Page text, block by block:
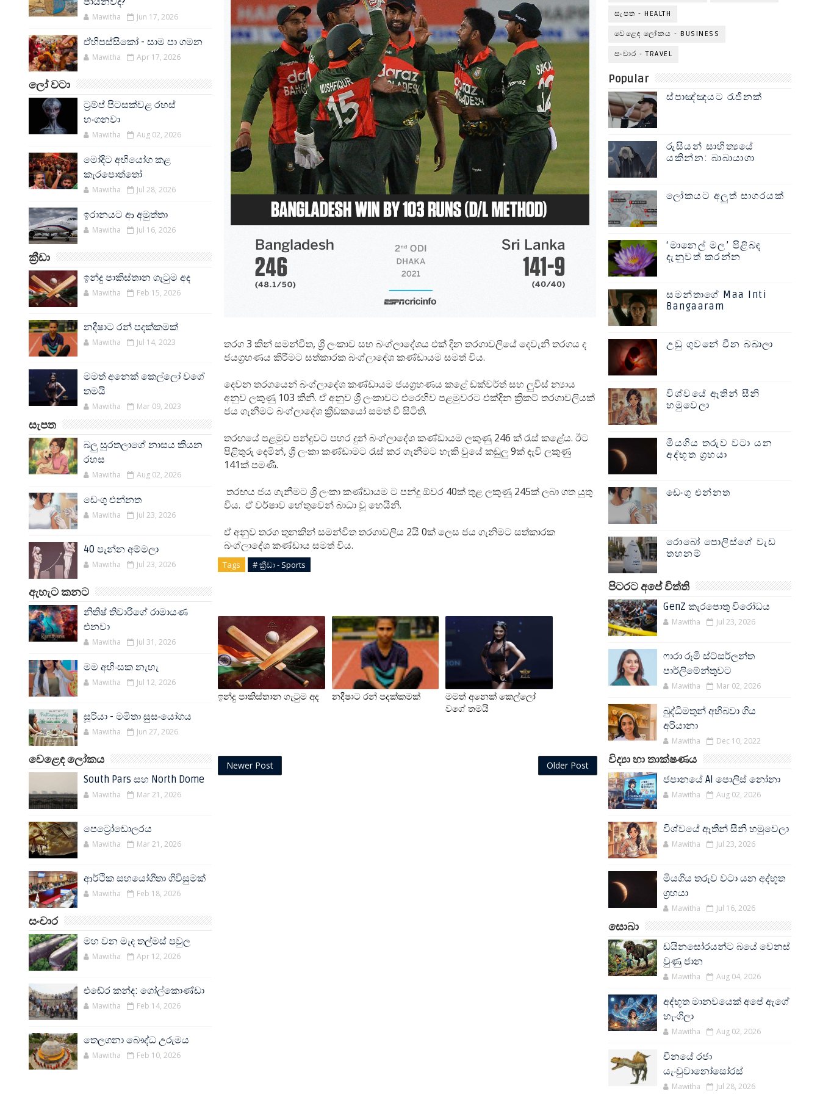
Mawitha Jun 17, 2026
ඒහිපස්සිකෝ - සාම පා ගමන
Mawitha Apr 17, 2026
ලෝ වටා
ට්‍රම්ප් පිටසක්වළ රහස්
හංගනවා
Mawitha Aug 02, 2026
මෝදිට අභියෝග කළ
කැරපොත්තෝ
Mawitha Jul 28, 2026
ඉරානයට ආ අමුත්තා
Mawitha Jul 16, 2026
ක්‍රීඩා
ඉන්දු පාකිස්තාන ගැටුම අද
Mawitha Feb 15, 2026
නදීෂාට රන් පදක්කමක්
Mawitha Jul 14, 2023
මමත් අනෙක් කෙල්ලෝ වගේ
තමයි
Mawitha Mar 09, 2023
සැපත
බලු සුරතලාගේ නාසය කියන
රහස
Mawitha Aug 02, 2026
ඩෙංගු එන්නත
Mawitha Jul 23, 2026
40 පැන්න අම්මලා
Mawitha Jul 23, 2026
ඇහැට කනට
නිතිෂ් තිවාරිගේ රාමායණ
එනවා
Mawitha Jul 31, 2026
මම අහිංසක නැහැ
Mawitha Jul 12, 2026
සූරියා - මමිතා සුසංයෝගය
Mawitha Jun 27, 2026
වෙළෙඳ ලෝකය
South Pars සහ North Dome
Mawitha Mar 21, 2026
පෙට්‍රෝඩොලරය
Mawitha Mar 21, 2026
ආර්ථික සහයෝගීතා ගිවිසුමක්
Mawitha Feb 18, 2026
සංචාර
මහ වන මැද තල්මස් පවුල
Mawitha Apr 12, 2026
එඬේර කන්ද: ගෝල්කොණ්ඩා
Mawitha Feb 14, 2026
තෙලගනා බෞද්ධ උරුමය
Mawitha Feb 10, 2026
තරග 3 කින් සමන්විත, ශ්‍රී ලංකාව සහ බංග්ලාදේශය එක් දින තරගාවලියේ දෙවැනි තරගය ද
ජයග්‍රහණය කිරීමට සත්කාරක බංග්ලාදේශ කණ්ඩායම සමත් විය.
දෙවන තරගයෙන් බංග්ලාදේශ කණ්ඩායම ජයග්‍රහණය කළේ ඩක්වර්ත් සහ ලුවිස් න්‍යාය
අනුව ලකුණු 103 කිනි. ඒ අනුව ශ්‍රී ලංකාවට එරෙහිව පළමුවරට එක්දින ක්‍රිකට් තරගාවලියක්
ජය ගැනීමට බංග්ලාදේශ ක්‍රීඩකයෝ සමත් වී සිටිති.
තරඟයේ පළමුව පන්දුවට පහර දුන් බංග්ලාදේශ කණ්ඩායම ලකුණු 246 ක් රැස් කළේය. ඊට
පිළිතුරු දෙමින්, ශ්‍රී ලංකා කණ්ඩාමට රැස් කර ගැනීමට හැකි වුයේ කඩුලු 9ක් දැවි ලකුණු
141ක් පමණි.
තරඟය ජය ගැනීමට ශ්‍රි ලංකා කණ්ඩායම ට පන්දු ඕවර 40ක් තුළ ලකුණු 245ක් ලබා ගත යුතු
විය. ඒ වර්ෂාව හේතුවෙන් බාධා වූ හෙයිනි.
ඒ අනුව තරග තුනකින් සමන්විත තරගාවලිය 2යි 0ක් ලෙස ජය ගැනිමට සත්කාරක
බංග්ලාදේශ කණ්ඩාය සමත් විය.
Tags # ක්‍රීඩා - Sports
ඉන්දු පාකිස්තාන ගැටුම අද නදීෂාට රන් පදක්කමක්
මමත් අනෙක් කෙල්ලෝ
වගේ තමයි
Newer Post Older Post
සැපත - HEALTH
වෙළෙඳ ලෝකය - BUSINESS
සංචාර - TRAVEL
Popular
ස්පාඤ්ඤයට රැජිනක්
රුසියන් සාහිත්‍යයේ
යකින්න: බාබායාගා
ලෝකයට අලුත් සාගරයක්
‘මානෙල් මල’ පිළිබඳ
දැනුවත් කරන්න
සමන්තාගේ Maa Inti
Bangaaram
උඩු ගුවනේ චීන බබාලා
විශ්වයේ ඈතින් සීනි
හමුවෙලා
මියගිය තරුව වටා යන
අද්භූත ග්‍රහයා
ඩෙංගු එන්නත
රොබෝ පොලිස්ගේ වැඩ
තහනම්
පිටරට අපේ විත්ති
GenZ කැරපොතු විරෝධය
Mawitha Jul 23, 2026
ෆාරා රූමි ස්ට්සර්ලන්ත
පාර්ලිමේන්තුවට
Mawitha Mar 02, 2026
බුද්ධිමතුන් අභිබවා ගිය
අරියානා
Mawitha Dec 10, 2022
විද්‍යා හා තාක්ෂණය
ජපානයේ AI පොලිස් නෝනා
Mawitha Aug 02, 2026
විශ්වයේ ඈතින් සීනි හමුවෙලා
Mawitha Jul 23, 2026
මියගිය තරුව වටා යන අද්භූත
ග්‍රහයා
Mawitha Jul 16, 2026
සොබා
ඩයිනසෝරයන්ට බයේ වෙනස්
වුණු ජාන
Mawitha Aug 04, 2026
අද්භූත මානවයෙක් අපේ ඇගේ
හැංගිලා
Mawitha Aug 02, 2026
චීනයේ රජා
යැංචුවානෝසෝරස්
Mawitha Jul 28, 2026